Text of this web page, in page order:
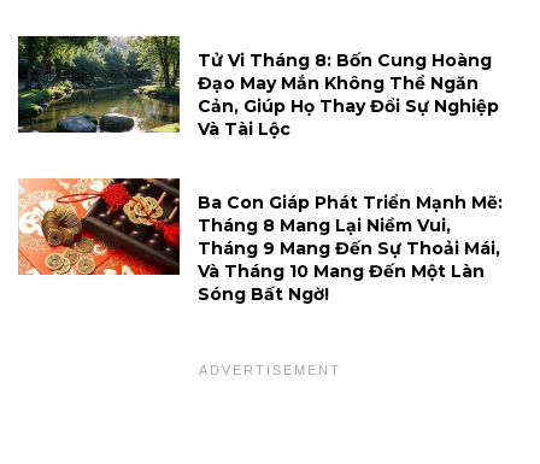
Tử Vi Tháng 8: Bốn Cung Hoàng
Đạo May Mắn Không Thể Ngăn
Cản, Giúp Họ Thay Đổi Sự Nghiệp
Và Tài Lộc
Ba Con Giáp Phát Triển Mạnh Mẽ:
Tháng 8 Mang Lại Niềm Vui,
Tháng 9 Mang Đến Sự Thoải Mái,
Và Tháng 10 Mang Đến Một Làn
Sóng Bất Ngờ!